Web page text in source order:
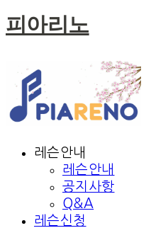
피아리노
레슨안내
레슨안내
공지사항
Q&A
레슨신청